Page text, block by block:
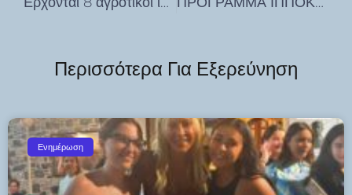
Περισσότερα Για Εξερεύνηση
Ενημέρωση